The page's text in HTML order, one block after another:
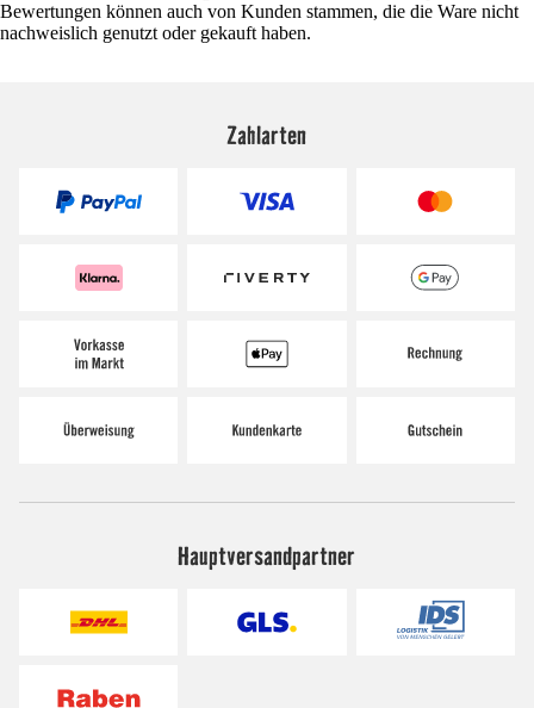
Bewertungen können auch von Kunden stammen, die die Ware nicht
nachweislich genutzt oder gekauft haben.
Zahlarten
Hauptversandpartner